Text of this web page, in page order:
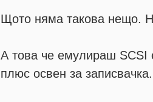
Щото няма такова нещо.
А това че емулираш SCSI
плюс освен за записвачка.